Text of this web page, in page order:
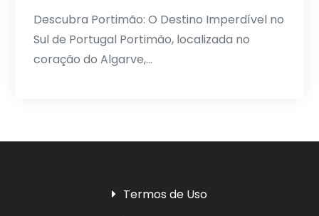
Descubra Portimão: O Destino Imperdível no
Sul de Portugal Portimão, localizada no
coração do Algarve,…
Termos de Uso